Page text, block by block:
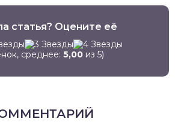
статья? Оцените её
среднее: 5,00 из 5)